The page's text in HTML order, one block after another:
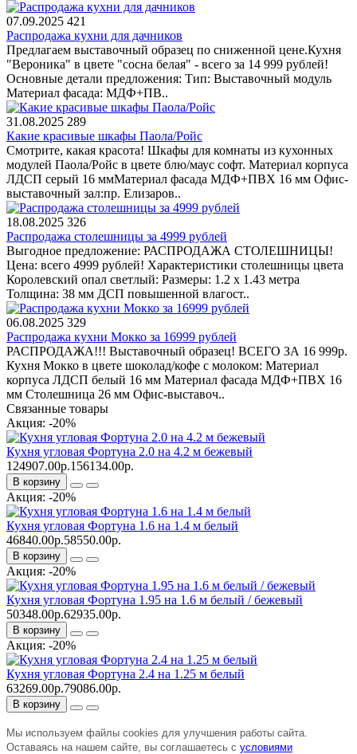
07.09.2025 421
Распродажа кухни для дачников
Предлагаем выставочный образец по сниженной цене.Кухня
"Вероника" в цвете "сосна белая" - всего за 14 999 рублей!
Основные детали предложения: Тип: Выставочный модуль
Материал фасада: МДФ+ПВ..
31.08.2025 289
Какие красивые шкафы Паола/Ройс
Смотрите, какая красота! Шкафы для комнаты из кухонных
модулей Паола/Ройс в цвете блю/маус софт. Материал корпуса
ЛДСП серый 16 ммМатериал фасада МДФ+ПВХ 16 мм Офис-
выставочный зал:пр. Елизаров..
18.08.2025 326
Распродажа столешницы за 4999 рублей
Выгодное предложение: РАСПРОДАЖА СТОЛЕШНИЦЫ!
Цена: всего 4999 рублей! Характеристики столешницы цвета
Королевский опал светлый: Размеры: 1.2 x 1.43 метра
Толщина: 38 мм ДСП повышенной влагост..
06.08.2025 329
Распродажа кухни Мокко за 16999 рублей
РАСПРОДАЖА!!! Выставочный образец! ВСЕГО ЗА 16 999р.
Кухня Мокко в цвете шоколад/кофе с молоком: Материал
корпуса ЛДСП белый 16 мм Материал фасада МДФ+ПВХ 16
мм Столешница 26 мм Офис-выставоч..
Связанные товары
Акция: -20%
Кухня угловая Фортуна 2.0 на 4.2 м бежевый
124907.00р.156134.00р.
В корзину
Акция: -20%
Кухня угловая Фортуна 1.6 на 1.4 м белый
46840.00р.58550.00р.
В корзину
Акция: -20%
Кухня угловая Фортуна 1.95 на 1.6 м белый / бежевый
50348.00р.62935.00р.
В корзину
Акция: -20%
Кухня угловая Фортуна 2.4 на 1.25 м белый
63269.00р.79086.00р.
В корзину
Мы используем файлы cookies для улучшения работы сайта.
Оставаясь на нашем сайте, вы соглашаетесь с условиями